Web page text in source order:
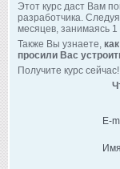
Этот курс даст Вам
разработчика.
месяцев, занимаясь 1
Также Вы узнаете,
просили Вас
Получите курс сейчас!
E-